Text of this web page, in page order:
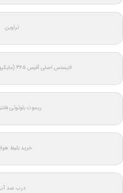
تراوین
لایسنس اصلی آفیس ۳۶۵ (مایکروسافت ۳۶۵) اورجینال
ریموت بلوتوثی
خرید بلیط
درب ضد